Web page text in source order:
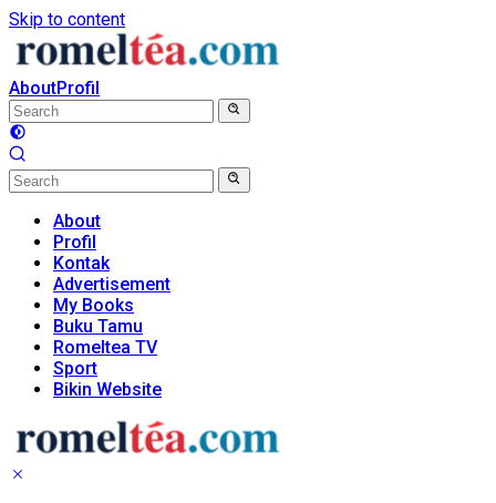
Skip to content
AboutProfil
About
Profil
Kontak
Advertisement
My Books
Buku Tamu
Romeltea TV
Sport
Bikin Website